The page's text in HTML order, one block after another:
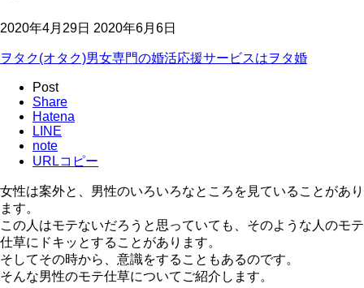
2020年4月29日 2020年6月6日
ヲタク(オタク)男女専門の婚活応援サービスはヲタ婚
Post
Share
Hatena
LINE
note
URLコピー
女性は案外と、男性のいろいろなところを見ていることがあり
ます。
この人はモテないだろうと思っていても、そのような人のモテ
仕草にドキッとすることがあります。
そしてその時から、意識をすることもあるのです。
そんな男性のモテ仕草についてご紹介します。